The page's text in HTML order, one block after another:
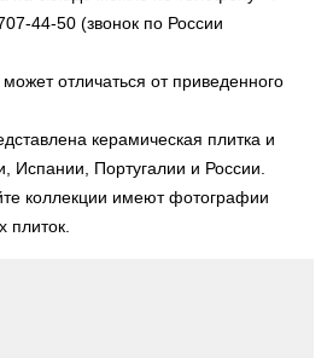
44-50 (звонок по России
отличаться от приведенного
керамическая плитка и
Испании, Португалии и России.
коллекции имеют фотографии
плиток.